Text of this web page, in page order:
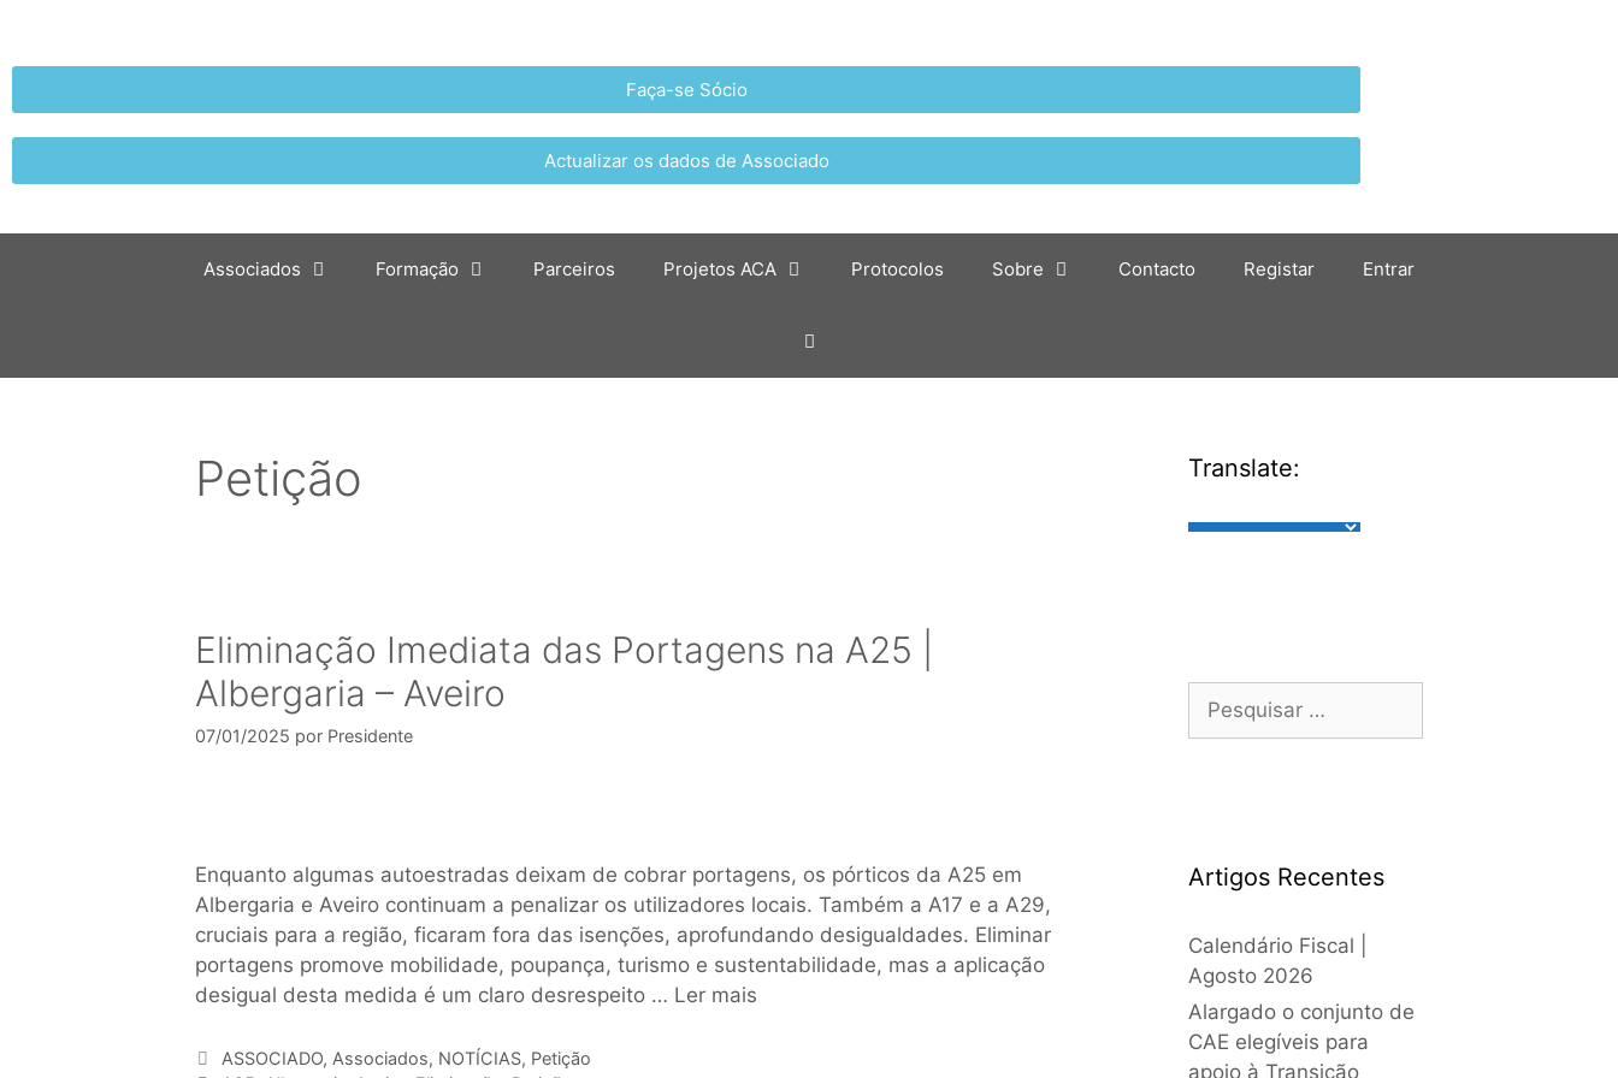
Faça-se Sócio
Actualizar os dados de Associado
Associados Formação Parceiros Projetos ACA Protocolos Sobre Contacto Registar Entrar
Petição
Eliminação Imediata das Portagens na A25 |
Albergaria – Aveiro
07/01/2025 por Presidente
Enquanto algumas autoestradas deixam de cobrar portagens, os pórticos da A25 em
Albergaria e Aveiro continuam a penalizar os utilizadores locais. Também a A17 e a A29,
cruciais para a região, ficaram fora das isenções, aprofundando desigualdades. Eliminar
portagens promove mobilidade, poupança, turismo e sustentabilidade, mas a aplicação
desigual desta medida é um claro desrespeito … Ler mais
ASSOCIADO, Associados, NOTÍCIAS, Petição
Translate:
Artigos Recentes
Calendário Fiscal |
Agosto 2026
Alargado o conjunto de
CAE elegíveis para
apoio à Transição